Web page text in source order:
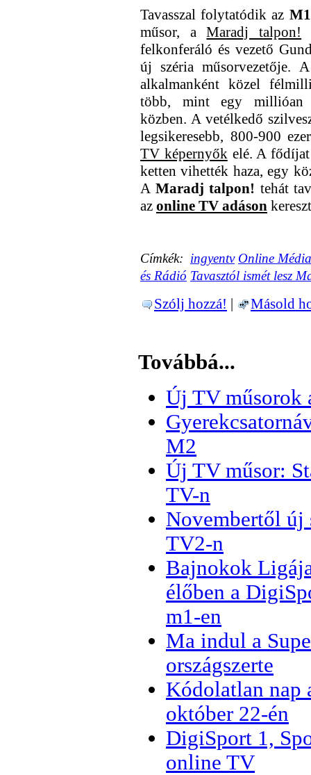
Tavasszal folytatódik az
műsor, aMaradj talpon!
felkonferáló és vezető
új széria műsorvezetője.
alkalmanként közel
több, mint egy millióan
közben. A vetélkedő
legsikeresebb, 800-900
TV képernyőkelé. A
ketten vihették haza, egy
A Maradj talpon! tehát
az online TV adáson
Címkék: ingyentv Online
és Rádió Tavasztól ismét lesz
Szólj hozzá! | Másold
Továbbá...
Új TV műsorok
M2
Új TV műsor:
TV-n
Novembertől új
TV2-n
Bajnokok
élőben a
m1-en
Ma indul a
országszerte
Kódolatlan nap
október 22-én
DigiSport 1,
online TV